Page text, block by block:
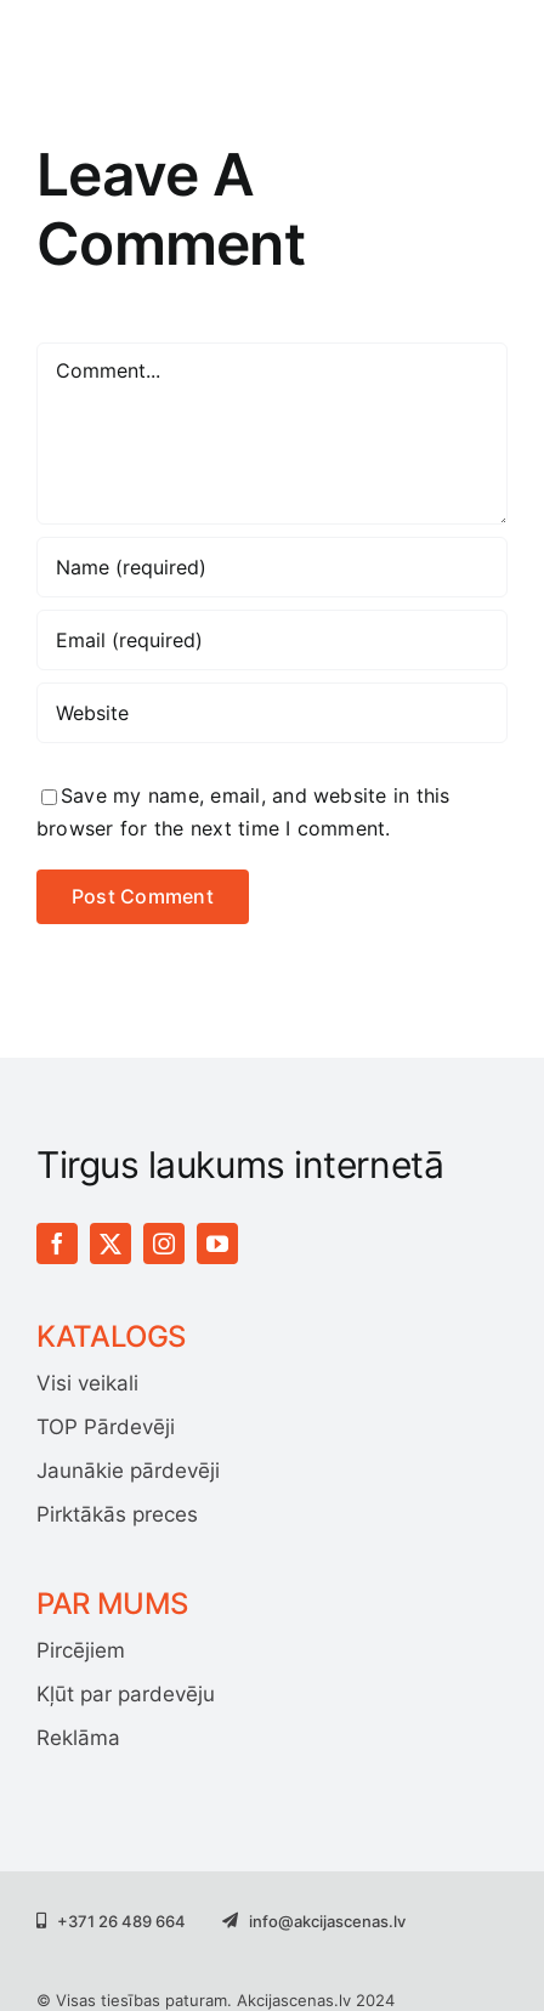
Leave A
Comment
Save my name, email, and website in this
browser for the next time I comment.
Tirgus laukums internetā
KATALOGS
Visi veikali
TOP Pārdevēji
Jaunākie pārdevēji
Pirktākās preces
PAR MUMS
Pircējiem
Kļūt par pardevēju
Reklāma
+371 26 489 664 info@akcijascenas.lv
© Visas tiesības paturam. Akcijascenas.lv 2024